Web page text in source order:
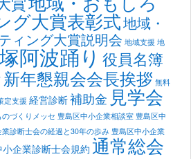
グ大賞表彰式地域・
ィング大賞説明会 地域支援 地
阿波踊り役員名簿
新年懇親会会長挨拶 無料
定支援 経営診断補助金 見学会
のづくりメッセ 豊島区中小企業相談室 豊島区中
診断士会の経過と30年の歩み 豊島区中小企業
小企業診断士会規約 通常総会